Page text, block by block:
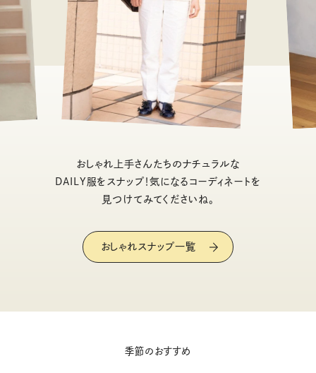
おしゃれ上手さんたちのナチュラルな
DAILY服をスナップ！気になるコーディネートを
見つけてみてくださいね。
おしゃれスナップ一覧
季節のおすすめ